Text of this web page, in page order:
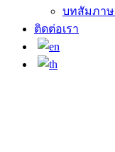
บทสัมภา
ติดต่อเรา